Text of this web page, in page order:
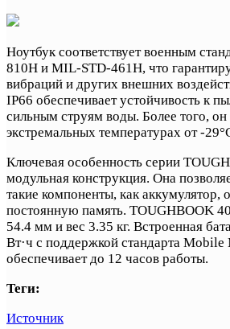
Ноутбук соответствует военным
810H и MIL-STD-461H, что
вибраций и других внешних
IP66 обеспечивает устойчивость к
сильным струям воды. Более того,
экстремальных температурах от -
Ключевая особенность серии
модульная конструкция. Она
такие компоненты, как аккумулятор,
постоянную память. TOUGHBOOK
54.4 мм и вес 3.35 кг. Встроенная
Вт·ч с поддержкой стандарта Mobile
обеспечивает до 12 часов работы.
Теги:
Источник